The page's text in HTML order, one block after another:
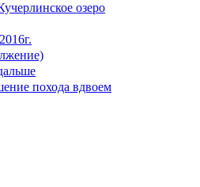
озеро
похода вдвоем